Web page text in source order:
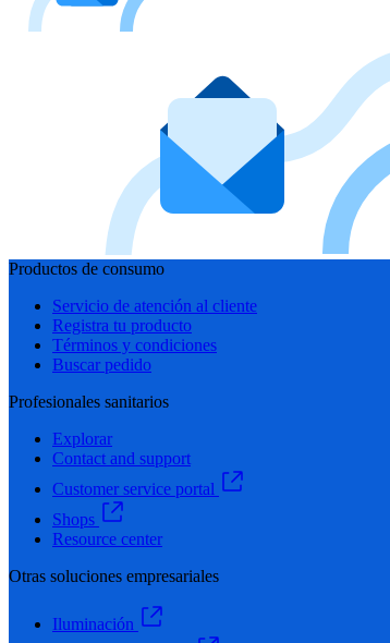
Productos de consumo
Servicio de atención al cliente
Registra tu producto
Términos y condiciones
Buscar pedido
Profesionales sanitarios
Explorar
Contact and support
Customer service portal
Shops
Resource center
Otras soluciones empresariales
Iluminación